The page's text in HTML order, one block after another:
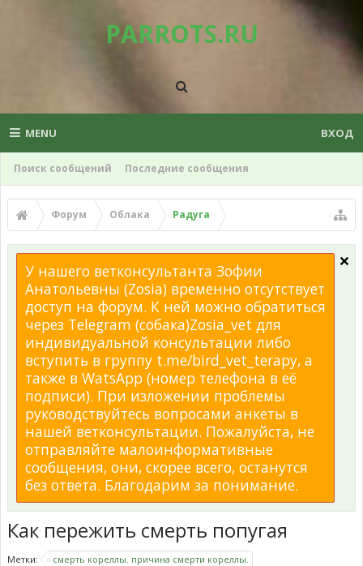
PARROTS.RU
MENU
Поиск сообщений Последние сообщения
ВХОД
Форум Облака Радуга
У нашего ветконсультанта Зофии
Анатольевны (Zosia) временно отсутствует
доступ на форум. К ней можно обратиться
через Telegram (собака)Zosia_vet для
индивидуальной консультации либо
вступить в группу t.me/bird_vet_terapy, а
также в WatsApp (номер телефона в её
подписи). При изложении проблемы
руководствуйтесь вопросами анкеты в
нашей ветконсультации. Пожалуйста, не
отправляйте малоинформативные
сообщения, они, скорее всего, останутся
без ответа. Благодарим за понимание.
Как пережить смерть попугая
Метки: смерть кореллы. причина смерти кореллы.